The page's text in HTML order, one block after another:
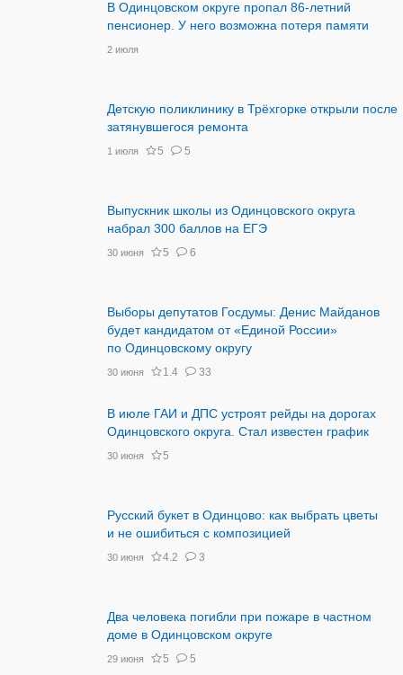
В Одинцовском округе пропал 86-летний
пенсионер. У него возможна потеря памяти
2 июля
Детскую поликлинику в Трёхгорке открыли после
затянувшегося ремонта
1 июля 5 5
Выпускник школы из Одинцовского округа
набрал 300 баллов на ЕГЭ
30 июня 5 6
Выборы депутатов Госдумы: Денис Майданов
будет кандидатом от «Единой России»
по Одинцовскому округу
30 июня 1.4 33
В июле ГАИ и ДПС устроят рейды на дорогах
Одинцовского округа. Стал известен график
30 июня 5
Русский букет в Одинцово: как выбрать цветы
и не ошибиться с композицией
30 июня 4.2 3
Два человека погибли при пожаре в частном
доме в Одинцовском округе
29 июня 5 5